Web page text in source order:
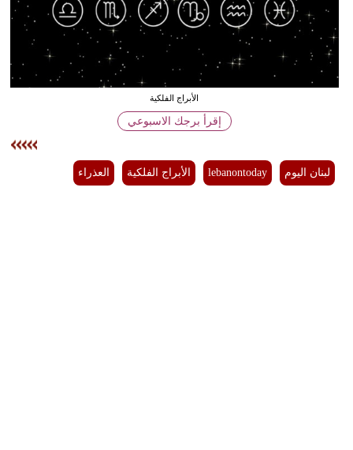
أخبار
إعلام
تعليم
أزياء
الأبراج الفلكية
إقرأ برجك الاسبوعي
لبنان اليوم lebanontoday الأبراج الفلكية العذراء